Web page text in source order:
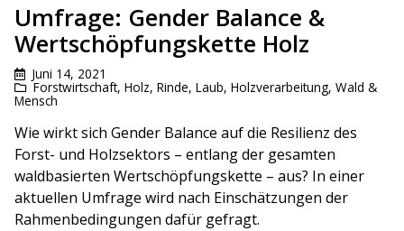
Umfrage: Gender Balance &
Wertschöpfungskette Holz
Juni 14, 2021
Forstwirtschaft, Holz, Rinde, Laub, Holzverarbeitung, Wald &
Mensch
Wie wirkt sich Gender Balance auf die Resilienz des
Forst- und Holzsektors – entlang der gesamten
waldbasierten Wertschöpfungskette – aus? In einer
aktuellen Umfrage wird nach Einschätzungen der
Rahmenbedingungen dafür gefragt.